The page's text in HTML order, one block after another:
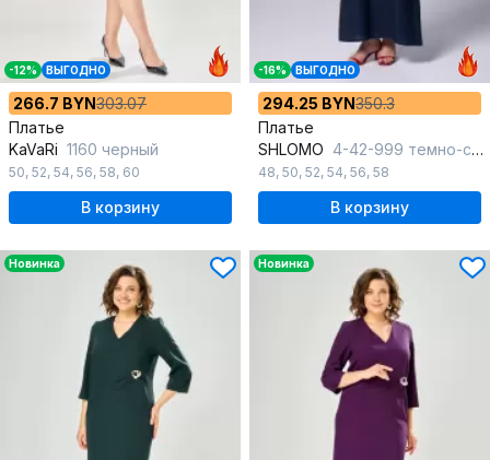
-12% ВЫГОДНО
266.7 BYN303.07
Платье
KaVaRi 1160 черный
50, 52, 54, 56, 58, 60
В корзину
-16% ВЫГОДНО
294.25 BYN350.3
Платье
SHLOMO 4-42-999 темно-синий
48, 50, 52, 54, 56, 58
В корзину
Новинка Новинка